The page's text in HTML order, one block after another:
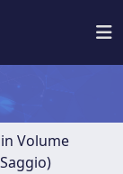
Volume